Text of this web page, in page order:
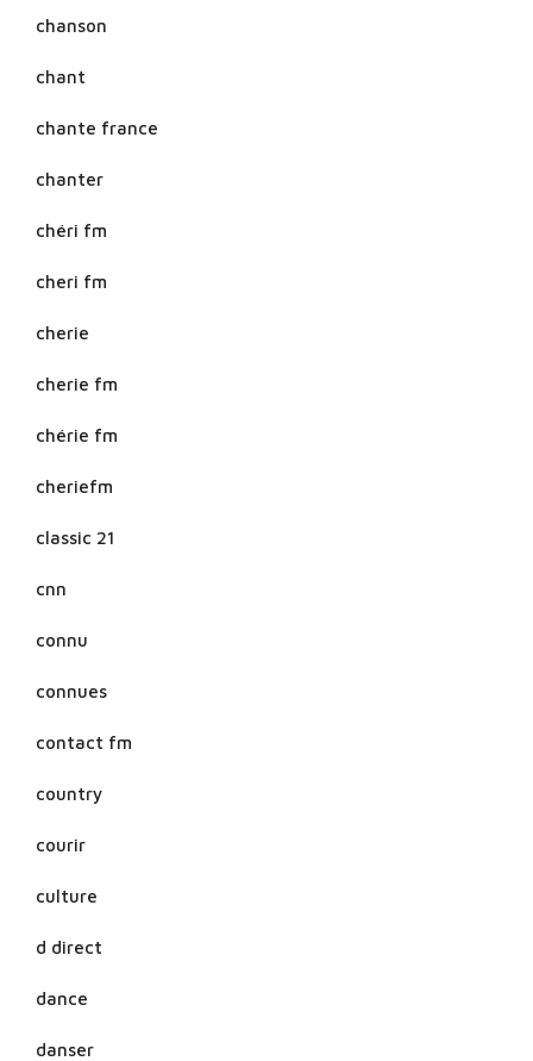
chanson
chant
chante france
chanter
chéri fm
cheri fm
cherie
cherie fm
chérie fm
cheriefm
classic 21
cnn
connu
connues
contact fm
country
courir
culture
d direct
dance
danser